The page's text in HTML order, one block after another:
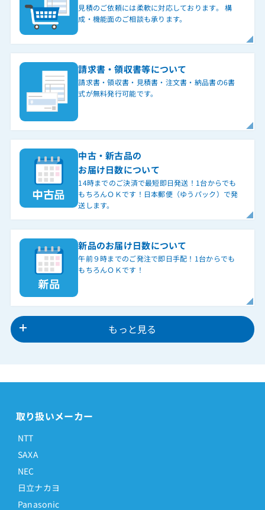
見積のご依頼には柔軟に対応しております。 構
成・機能面のご相談も承ります。
請求書・領収書等について
請求書・領収書・見積書・注文書・納品書の6書
式が無料発行可能です。
中古・新古品の
お届け日数について
14時までのご決済で最短即日発送！1台からでも
もちろんＯＫです！日本郵便（ゆうパック）で発
送します。
新品のお届け日数について
午前９時までのご発注で即日手配！1台からでも
もちろんＯＫです！
もっと見る
取り扱いメーカー
NTT
SAXA
NEC
日立ナカヨ
Panasonic